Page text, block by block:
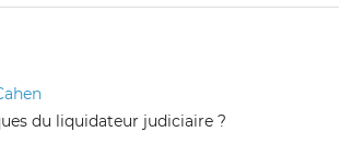
du liquidateur judiciaire ?